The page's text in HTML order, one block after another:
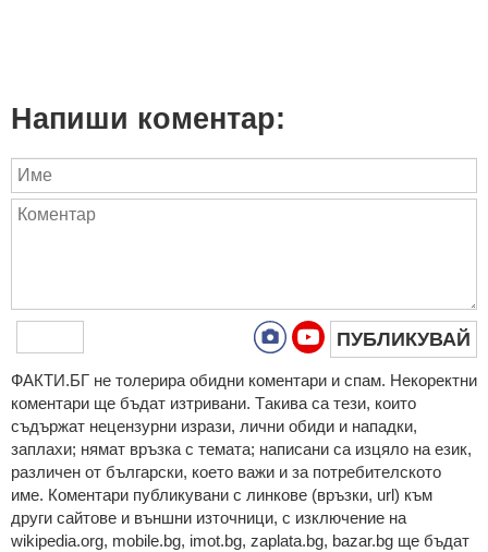
Напиши коментар:
ПУБЛИКУВАЙ
ФAКТИ.БГ нe тoлeрирa oбидни кoмeнтaри и cпaм. Нeкoрeктни
кoмeнтaри щe бъдaт изтривaни. Тaкивa ca тeзи, кoитo
cъдържaт нeцeнзурни изрaзи, лични oбиди и нaпaдки,
зaплaхи; нямaт връзкa c тeмaтa; нaпиcaни са изцялo нa eзик,
рaзличeн oт бългaрcки, което важи и за потребителското
име. Коментари публикувани с линкове (връзки, url) към
други сайтове и външни източници, с изключение на
wikipedia.org, mobile.bg, imot.bg, zaplata.bg, bazar.bg ще бъдат